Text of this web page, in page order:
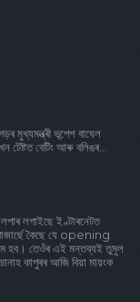
মুখ্যমন্ত্ৰী ভূপেশ বাঘেল
টেষ্টত বেটিং আৰু বলিঙৰ...
লগাইছে ইণ্টাৰনেটত
ৰোজাৰ্ছে কৈছে যে opening
হব। তেওঁৰ এই মন্তব্যই তুমুল
কাপুৰৰ আজি বিয়া মায়ংক